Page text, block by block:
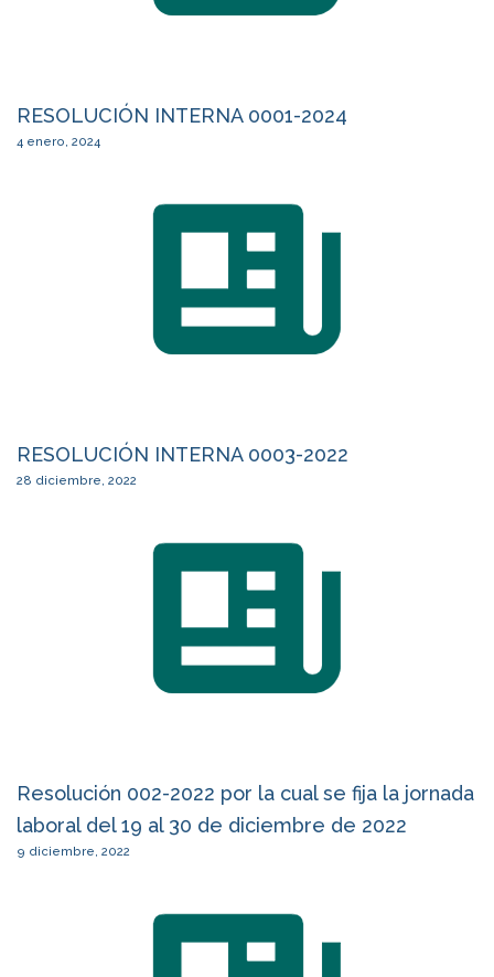
RESOLUCIÓN INTERNA 0001-2024
4 enero, 2024
RESOLUCIÓN INTERNA 0003-2022
28 diciembre, 2022
Resolución 002-2022 por la cual se fija la jornada
laboral del 19 al 30 de diciembre de 2022
9 diciembre, 2022